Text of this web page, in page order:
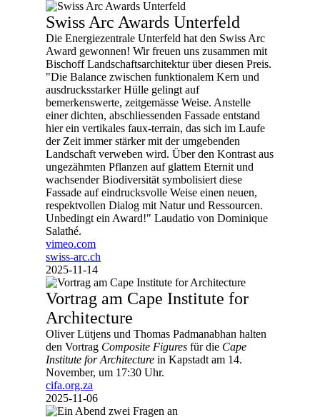
Swiss Arc Awards Unterfeld
Die Energiezentrale Unterfeld hat den Swiss Arc
Award gewonnen! Wir freuen uns zusammen mit
Bischoff Landschaftsarchitektur über diesen Preis.
"Die Balance zwischen funktionalem Kern und
ausdrucksstarker Hülle gelingt auf
bemerkenswerte, zeitgemässe Weise. Anstelle
einer dichten, abschliessenden Fassade entstand
hier ein vertikales faux-terrain, das sich im Laufe
der Zeit immer stärker mit der umgebenden
Landschaft verweben wird. Über den Kontrast aus
ungezähmten Pflanzen auf glattem Eternit und
wachsender Biodiversität symbolisiert diese
Fassade auf eindrucksvolle Weise einen neuen,
respektvollen Dialog mit Natur und Ressourcen.
Unbedingt ein Award!" Laudatio von Dominique
Salathé.
vimeo.com
swiss-arc.ch
2025-11-14
Vortrag am Cape Institute for
Architecture
Oliver Lütjens und Thomas Padmanabhan halten
den Vortrag Composite Figures für die Cape
Institute for Architecture in Kapstadt am 14.
November, um 17:30 Uhr.
cifa.org.za
2025-11-06